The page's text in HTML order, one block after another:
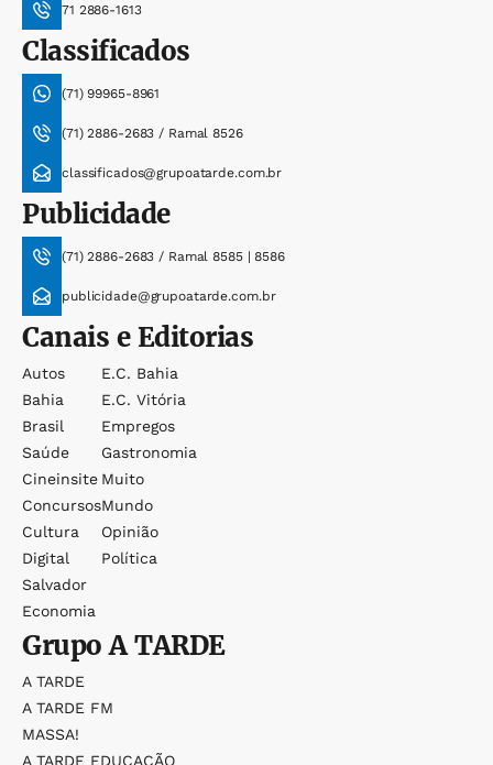
71 2886-1613
Classificados
(71) 99965-8961
(71) 2886-2683 / Ramal 8526
classificados@grupoatarde.com.br
Publicidade
(71) 2886-2683 / Ramal 8585 | 8586
publicidade@grupoatarde.com.br
Canais e Editorias
Autos
Bahia
Brasil
Saúde
Cineinsite
Concursos
Cultura
Digital
Salvador
Economia
E.c. Bahia
E.c. Vitória
Empregos
Gastronomia
Muito
Mundo
Opinião
Política
GrupoA TARDE
A TARDE
A TARDE FM
MASSA!
A TARDE EDUCAÇÃO